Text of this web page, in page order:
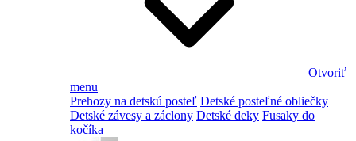
Otvoriť
menu
Prehozy na detskú posteľ Detské posteľné obliečky
Detské závesy a záclony Detské deky Fusaky do
kočíka